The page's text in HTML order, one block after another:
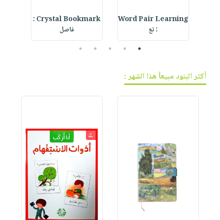
Word Pair Learning
: تع
Crystal Bookmark :
فاصل
1
2
3
4
5
أكثر البنود مبيعاً هذا الشهر :